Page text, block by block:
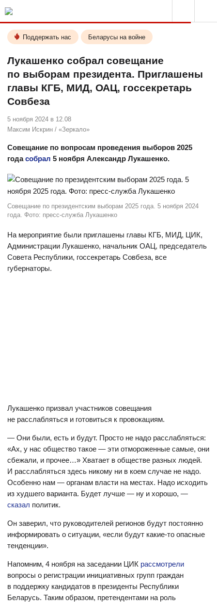
Поддержать нас Беларусы на войне
Лукашенко собрал совещание
по выборам президента. Приглашены
главы КГБ, МИД, ОАЦ, госсекретарь
Совбеза
5 ноября 2024 в 12.08
Максим Искрин / «Зеркало»
Совещание по вопросам проведения выборов 2025
годасобрал 5 ноября Александр Лукашенко.
Совещание по президентским выборам 2025 года. 5 ноября 2024
года. Фото: пресс-служба Лукашенко
На мероприятие были приглашены главы КГБ, МИД, ЦИК,
Администрации Лукашенко, начальник ОАЦ, председатель
Совета Республики, госсекретарь Совбеза, все
губернаторы.
Лукашенко призвал участников совещания
не расслабляться и готовиться к провокациям.
— Они были, есть и будут. Просто не надо расслабляться:
«Ах, у нас общество такое — эти отмороженные самые, они
сбежали, и прочее…» Хватает в обществе разных людей.
И расслабляться здесь никому ни в коем случае не надо.
Особенно нам — органам власти на местах. Надо исходить
из худшего варианта. Будет лучше — ну и хорошо, —
сказал политик.
Он заверил, что руководителей регионов будут постоянно
информировать о ситуации, «если будут какие-то опасные
тенденции».
Напомним, 4 ноября на заседании ЦИК рассмотрели
вопросы о регистрации инициативных групп граждан
в поддержку кандидатов в президенты Республики
Беларусь. Таким образом, претендентами на роль